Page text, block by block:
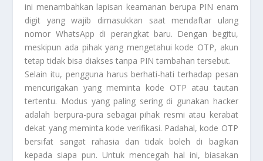
ini menambahkan lapisan keamanan berupa PIN enam
digit yang wajib dimasukkan saat mendaftar ulang
nomor WhatsApp di perangkat baru. Dengan begitu,
meskipun ada pihak yang mengetahui kode OTP, akun
tetap tidak bisa diakses tanpa PIN tambahan tersebut.
Selain itu, pengguna harus berhati-hati terhadap pesan
mencurigakan yang meminta kode OTP atau tautan
tertentu. Modus yang paling sering di gunakan hacker
adalah berpura-pura sebagai pihak resmi atau kerabat
dekat yang meminta kode verifikasi. Padahal, kode OTP
bersifat sangat rahasia dan tidak boleh di bagikan
kepada siapa pun. Untuk mencegah hal ini, biasakan